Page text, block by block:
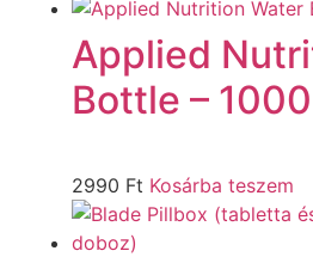
Applied
Bottle –
2990 Ft Kosárba teszem